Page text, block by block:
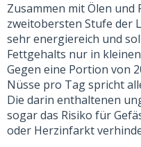
Zusammen mit Ölen
zweitobersten Stufe der
sehr energiereich und
Fettgehalts nur in
Gegen eine Portion von
Nüsse pro Tag spricht
Die darin enthaltenen
sogar das Risiko für
oder Herzinfarkt